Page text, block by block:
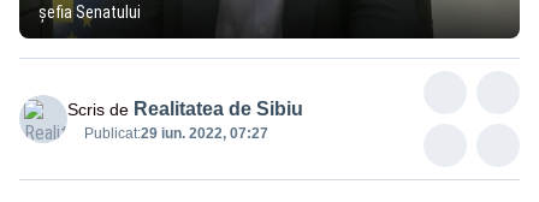
șefia Senatului
Scris de Realitatea de Sibiu
Publicat:29 iun. 2022, 07:27